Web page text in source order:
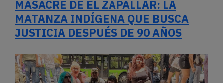
MASACRE DE EL ZAPALLAR: LA
MATANZA INDÍGENA QUE BUSCA
JUSTICIA DESPUÉS DE 90 AÑOS